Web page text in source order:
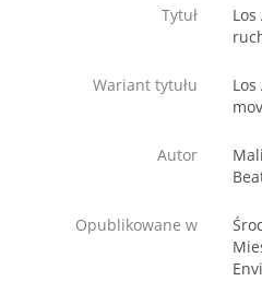
Tytuł
Wariant tytułu
Autor
Opublikowane w